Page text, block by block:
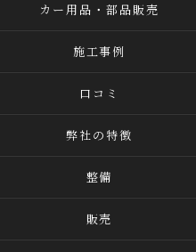
カー用品・部品販売
施工事例
口コミ
弊社の特徴
整備
販売